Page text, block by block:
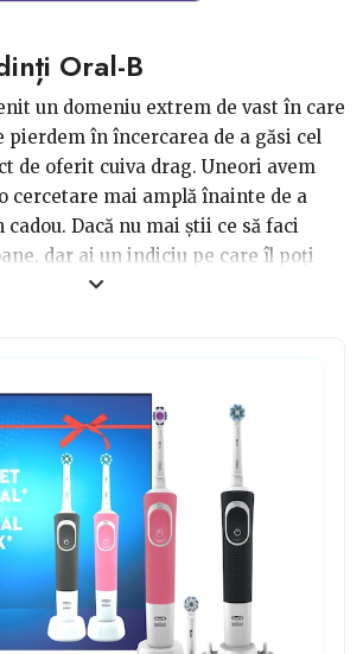
Oral-B
un domeniu extrem de vast în care
pierdem în încercarea de a găsi cel
de oferit cuiva drag. Uneori avem
cercetare mai amplă înainte de a
cadou. Dacă nu mai știi ce să faci
dar ai un indiciu pe care îl poți
persoana respectivă este pasionată
Igiena orală este esențială pentru o
bună.